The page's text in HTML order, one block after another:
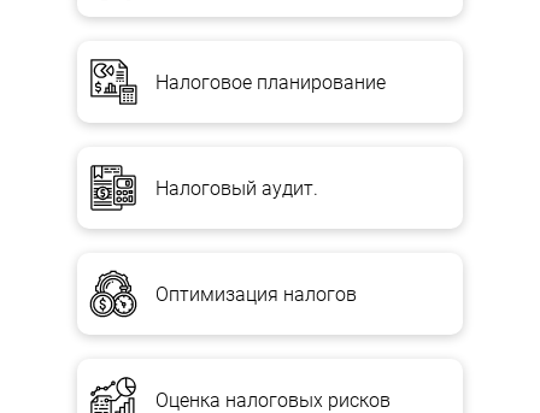
Налоговое планирование
Налоговый аудит.
Оптимизация налогов
Оценка налоговых рисков